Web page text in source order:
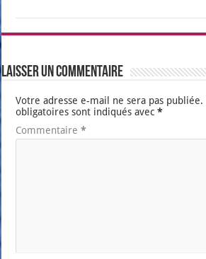
Laisser un commentaire
Votre adresse e-mail ne sera pas publiée.
obligatoires sont indiqués avec*
Commentaire*